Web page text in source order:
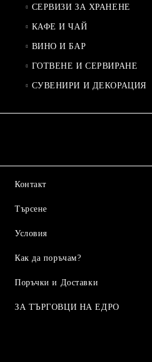
СЕРВИЗИ ЗА ХРАНЕНЕ
КАФЕ И ЧАЙ
ВИНО И БАР
ГОТВЕНЕ И СЕРВИРАНЕ
СУВЕНИРИ И ДЕКОРАЦИЯ
Контакт
Търсене
Условия
Как да поръчам?
Поръчки и Доставки
ЗА ТЪРГОВЦИ НА ЕДРО